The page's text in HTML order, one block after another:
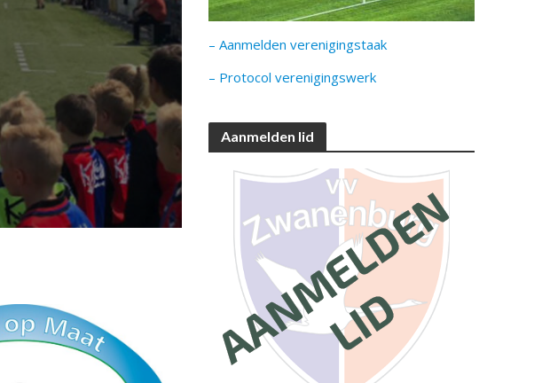
– Aanmelden verenigingstaak
– Protocol verenigingswerk
Aanmelden lid